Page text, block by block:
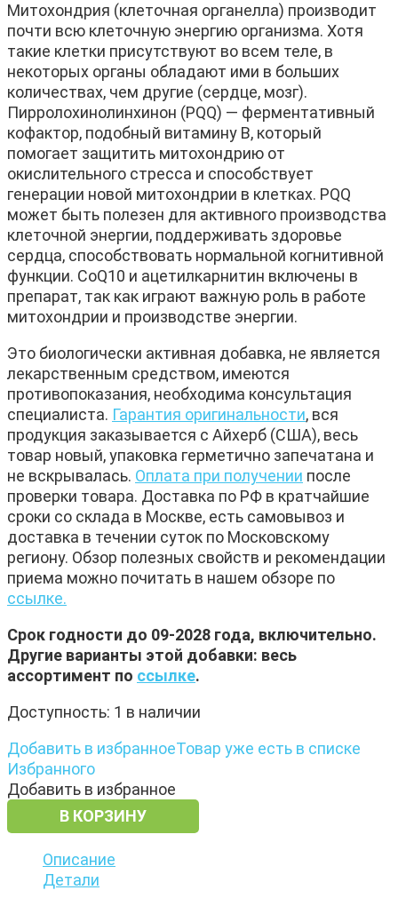
Митохондрия (клеточная органелла) производит
почти всю клеточную энергию организма. Хотя
такие клетки присутствуют во всем теле, в
некоторых органы обладают ими в больших
количествах, чем другие (сердце, мозг).
Пирролохинолинхинон (PQQ) — ферментативный
кофактор, подобный витамину B, который
помогает защитить митохондрию от
окислительного стресса и способствует
генерации новой митохондрии в клетках. PQQ
может быть полезен для активного производства
клеточной энергии, поддерживать здоровье
сердца, способствовать нормальной когнитивной
функции. CoQ10 и ацетилкарнитин включены в
препарат, так как играют важную роль в работе
митохондрии и производстве энергии.
Это биологически активная добавка, не является
лекарственным средством, имеются
противопоказания, необходима консультация
специалиста. Гарантия оригинальности, вся
продукция заказывается с Айхерб (США), весь
товар новый, упаковка герметично запечатана и
не вскрывалась. Оплата при получении после
проверки товара. Доставка по РФ в кратчайшие
сроки со склада в Москве, есть самовывоз и
доставка в течении суток по Московскому
региону. Обзор полезных свойств и рекомендации
приема можно почитать в нашем обзоре по
ссылке.
Срок годности до 09-2028 года, включительно.
Другие варианты этой добавки: весь
ассортимент по ссылке.
Доступность: 1 в наличии
Добавить в избранноеТовар уже есть в списке
Избранного
Добавить в избранное
В КОРЗИНУ
Описание
Детали